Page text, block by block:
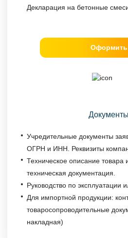
Декларация на бетонные
Оформить
Документы
Учредительные документы
ОГРН и ИНН. Реквизиты
Техническое описание товара
техническая документация.
Руководство по эксплуатации
Для импортной продукции:
товаросопроводительные
накладная)